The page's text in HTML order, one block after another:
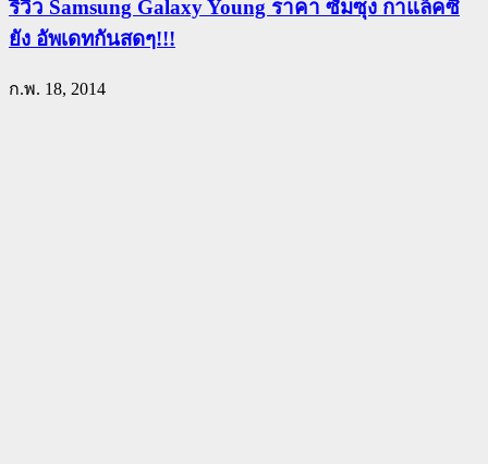
รีวิว Samsung Galaxy Young ราคา ซัมซุง กาแล็คซี่
ยัง อัพเดทกันสดๆ!!!
ก.พ. 18, 2014